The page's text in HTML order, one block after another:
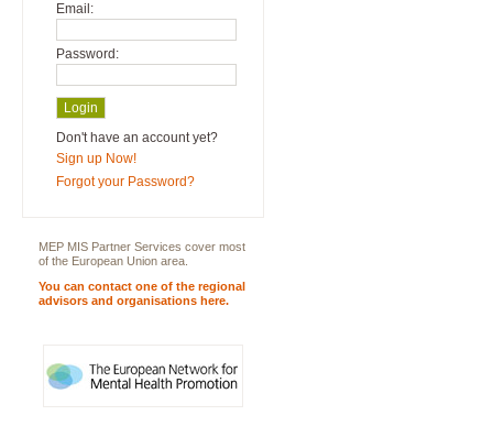
Email:
Password:
Don't have an account yet?
Sign up Now!
Forgot your Password?
MEP MIS Partner Services cover most
of the European Union area.
You can contact one of the regional
advisors and organisations here.